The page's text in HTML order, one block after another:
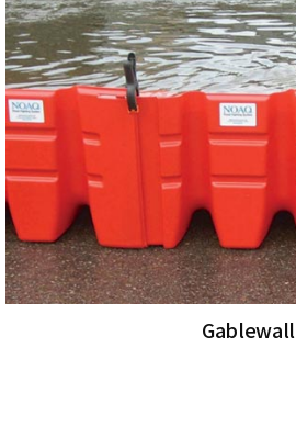
Gablewall